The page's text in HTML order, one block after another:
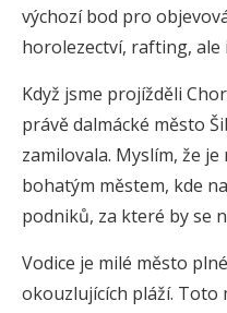
výchozí bod pro
horolezectví, rafting,
Když jsme projížděli
právě dalmácké město
zamilovala. Myslím, že
bohatým městem, kde
podniků, za které by se
Vodice je milé město
okouzlujících pláží. Toto